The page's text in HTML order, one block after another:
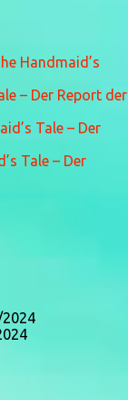
Handmaid’s
– Der Report der
Tale – Der
Tale – Der